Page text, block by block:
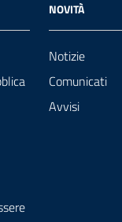
NOVITÀ
Notizie
Comunicati
Avvisi